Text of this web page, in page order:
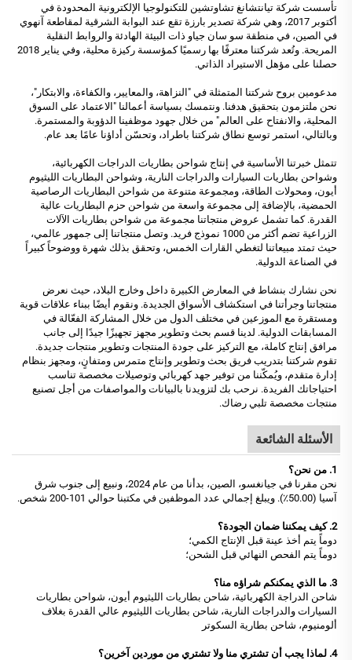
تأسست شركة تيانتشانغ تشاوتشين للتكنولوجيا الإلكترونية المحدودة في
أكتوبر 2017، وهي شركة تصدير بارزة تقع عند البوابة الشرقية لمقاطعة آنهوي
في الصين، في منطقة سو سان جياو ذات البيئة الهادئة والروابط النقلية
المريحة. وتُعد شركتنا معترفًا بها رسميًا كمؤسسة ركيزة محلية، وفي يناير 2018
حصلنا على مؤهل الاستيراد الذاتي.
مدعومين بروح شركتنا المتمثلة في "النزاهة، والمعايير، والكفاءة، والابتكار"،
نحن ملتزمون بتحقيق هدفنا. ونتمسك بسياسة أعمالنا "الاعتماد على السوق
المحلية، والانفتاح على العالم" من خلال جهود موظفينا الدؤوبة والمستمرة.
وبالتالي، استمر توسع نطاق شركتنا باطراد، وتحسّن أداؤنا عامًا بعد عام.
تتمثل خبرتنا الأساسية في إنتاج شواحن بطاريات الدراجات الكهربائية،
وشواحن بطاريات السيارات والدراجات النارية، وشواحن البطاريات الليثيوم
أيون، ومحولات الطاقة، ومجموعة متنوعة من شواحن البطاريات الرصاصية
الحمضية، بالإضافة إلى مجموعة واسعة من شواحن حزم البطاريات عالية
القدرة. كما تشمل عروض منتجاتنا مجموعة من شواحن بطاريات الآلات
الزراعية تضم أكثر من 1000 نموذج فريد. وتصل منتجاتنا إلى جمهور عالمي،
حيث تمتد مبيعاتنا لتغطي القارات الخمس، وتحقق بذلك شهرة ووضوحاً كبيراً
في الصناعة الدولية.
نحن نشارك بنشاط في المعارض الكبيرة داخل وخارج البلاد، حيث نعرض
منتجاتنا وجرأتنا في استكشاف الأسواق الجديدة. ونقوم أيضًا ببناء علاقات قوية
ومستقرة مع الموزعين في مختلف الدول من خلال المشاركة الفعّالة في
المسابقات الدولية. لدينا قسم بحث وتطوير مجهز تجهيزًا جيدًا إلى جانب
مرافق إنتاج كاملة، مع التركيز على جودة المنتجات وتطوير منتجات جديدة.
تقوم شركتنا بتدريب فريق بحث وتطوير وإنتاج متمرس ومتفانٍ، ومجهز بنظام
إدارة متقدم، ويُمكّننا من توفير جهد كهربائي وتوصيلات مخصصة تناسب
احتياجاتك الفريدة. نرحب بك لتزويدنا بالبيانات والمواصفات من أجل تصنيع
منتجات مخصصة تلبي رضاك.
الأسئلة الشائعة
1. من نحن؟
نحن مقرنا في جيانغسو، الصين، بدأنا من عام 2024، ونبيع إلى جنوب شرق
آسيا (50.00٪). ويبلغ إجمالي عدد الموظفين في مكتبنا حوالي 101-200 شخص.
2. كيف يمكننا ضمان الجودة؟
دوماً يتم أخذ عينة قبل الإنتاج الكمي؛
دوماً يتم الفحص النهائي قبل الشحن؛
3. ما الذي يمكنكم شراؤه منا؟
شاحن الدراجة الكهربائية، شاحن بطاريات الليثيوم أيون، شواحن بطاريات
السيارات والدراجات النارية، شاحن بطاريات الليثيوم عالي القدرة بغلاف
ألومنيوم، شاحن بطارية السكوتر
4. لماذا يجب أن تشتري منا ولا تشتري من موردين آخرين؟